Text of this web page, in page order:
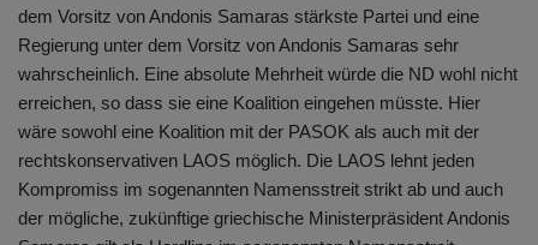
dem Vorsitz von Andonis Samaras stärkste Partei und eine
Regierung unter dem Vorsitz von Andonis Samaras sehr
wahrscheinlich. Eine absolute Mehrheit würde die ND wohl nicht
erreichen, so dass sie eine Koalition eingehen müsste. Hier
wäre sowohl eine Koalition mit der PASOK als auch mit der
rechtskonservativen LAOS möglich. Die LAOS lehnt jeden
Kompromiss im sogenannten Namensstreit strikt ab und auch
der mögliche, zukünftige griechische Ministerpräsident Andonis